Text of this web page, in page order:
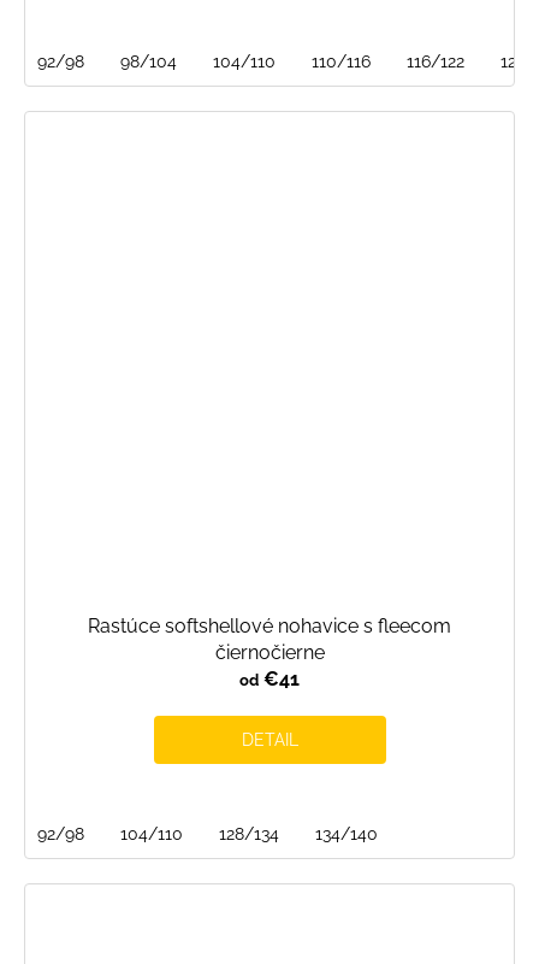
92/98 98/104 104/110 110/116 116/122 122/
Rastúce softshellové nohavice s fleecom
čiernočierne
od €41
DETAIL
92/98 104/110 128/134 134/140